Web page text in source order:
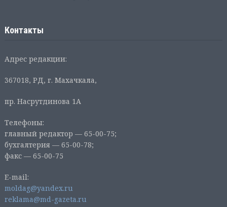
Контакты
Адрес редакции:
367018, РД, г. Махачкала,
пр. Насрутдинова 1А
Телефоны:
главный редактор — 65-00-75;
бухгалтерия — 65-00-78;
факс — 65-00-75
E-mail:
moldag@yandex.ru
reklama@md-gazeta.ru